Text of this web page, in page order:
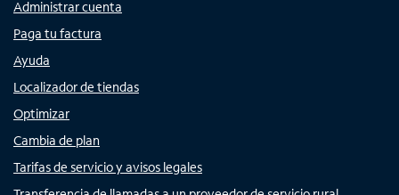
Administrar cuenta
Paga tu factura
Ayuda
Localizador de tiendas
Optimizar
Cambia de plan
Tarifas de servicio y avisos legales